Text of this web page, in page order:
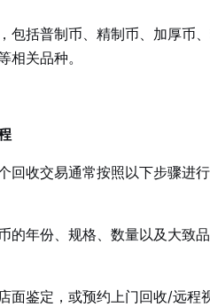
包括普制币、精制币、加厚
相关品种。
回收交易通常按照以下步骤进行
年份、规格、数量以及大致品
鉴定，或预约上门回收/远程